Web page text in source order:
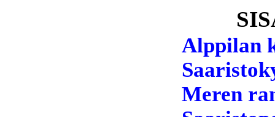
Alppilan
Meren